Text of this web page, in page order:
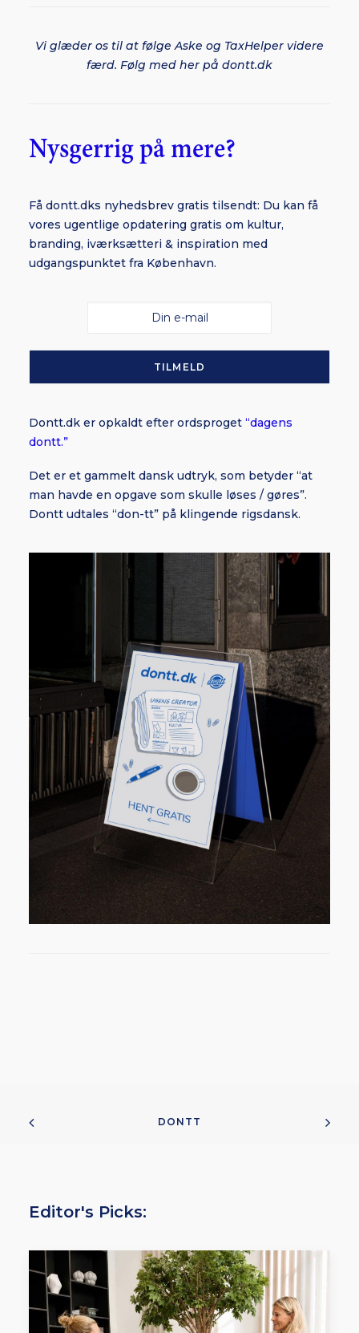
Vi glæder os til at følge Aske og TaxHelper videre
færd. Følg med her på dontt.dk
Nysgerrig på mere?
Få dontt.dks nyhedsbrev gratis tilsendt: Du kan få
vores ugentlige opdatering gratis om kultur,
branding, iværksætteri & inspiration med
udgangspunktet fra København.
Dontt.dk er opkaldt efter ordsproget “dagens
dontt.”
Det er et gammelt dansk udtryk, som betyder “at
man havde en opgave som skulle løses / gøres”.
Dontt udtales “don-tt” på klingende rigsdansk.
DONTT
Editor's Picks: